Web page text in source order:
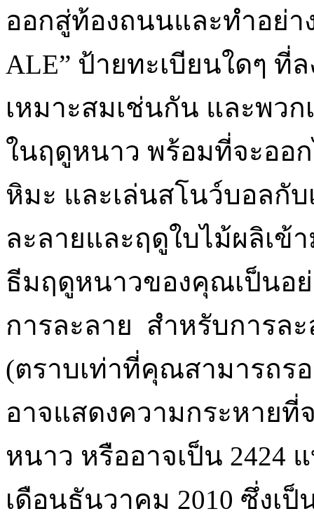
ออกสู่ท้องถนนและทำอย่า
ALE” ป้ายทะเบียนใดๆ ที่ล
เหมาะสมเช่นกัน และพว
ในฤดูหนาว พร้อมที่จะออ
หิมะ และเล่นสโนว์บอลกั
ละลายและฤดูใบไม้ผลิเข้
ธีมฤดูหนาวของคุณเป็นอ
การละลาย สำหรับการล
(ตราบเท่าที่คุณสามารถร
อาจแสดงความกระหาย
หนาว หรืออาจเป็น 2424
เดือนธันวาคม 2010 ซึ่ง